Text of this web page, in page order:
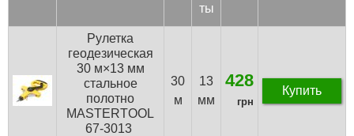
ты
Рулетка
геодезическая
30 м×13 мм
стальное
полотно
MASTERTOOL
67-3013
30
м
13
мм
428
грн
Купить